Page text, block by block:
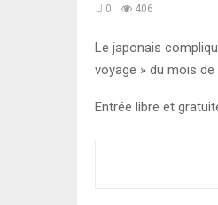
0 406
Le japonais
voyage » du mois
Entrée libre et